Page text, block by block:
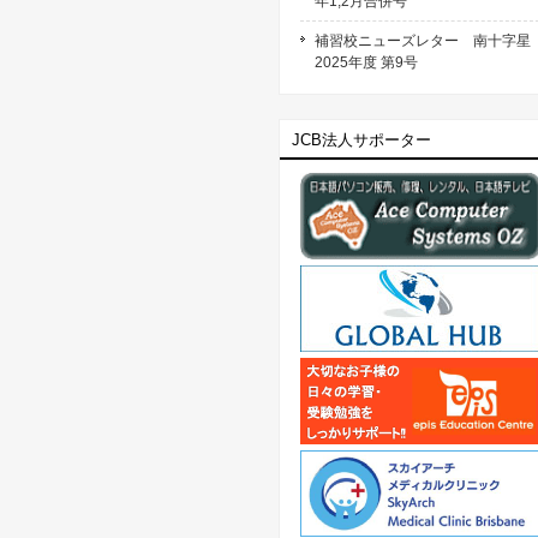
補習校ニューズレター 南十字
2025年度 第9号
JCB法人サポーター